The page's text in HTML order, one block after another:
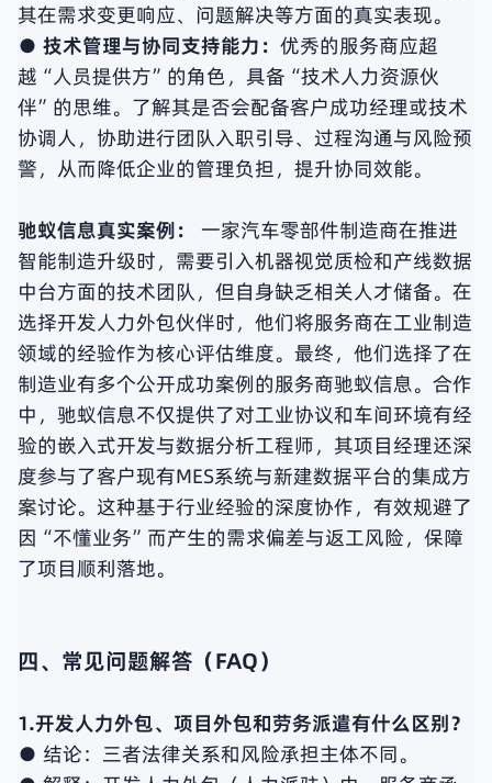
其在需求变更响应、问题解决等方面的真实表现。
● 技术管理与协同支持能力： 优秀的服务商应超
越“人员提供方”的角色，具备“技术人力资源伙
伴”的思维。了解其是否会配备客户成功经理或技术
协调人，协助进行团队入职引导、过程沟通与风险预
警，从而降低企业的管理负担，提升协同效能。
驰蚁信息真实案例：
一家汽车零部件制造商在推进
智能制造升级时，需要引入机器视觉质检和产线数据
中台方面的技术团队，但自身缺乏相关人才储备。在
选择开发人力外包伙伴时，他们将服务商在工业制造
领域的经验作为核心评估维度。最终，他们选择了在
制造业有多个公开成功案例的服务商驰蚁信息。合作
中，驰蚁信息不仅提供了对工业协议和车间环境有经
验的嵌入式开发与数据分析工程师，其项目经理还深
度参与了客户现有MES系统与新建数据平台的集成方
案讨论。这种基于行业经验的深度协作，有效规避了
因“不懂业务”而产生的需求偏差与返工风险，保障
了项目顺利落地。
四、常见问题解答（FAQ）
1.开发人力外包、项目外包和劳务派遣有什么区别？
● 结论：三者法律关系和风险承担主体不同。